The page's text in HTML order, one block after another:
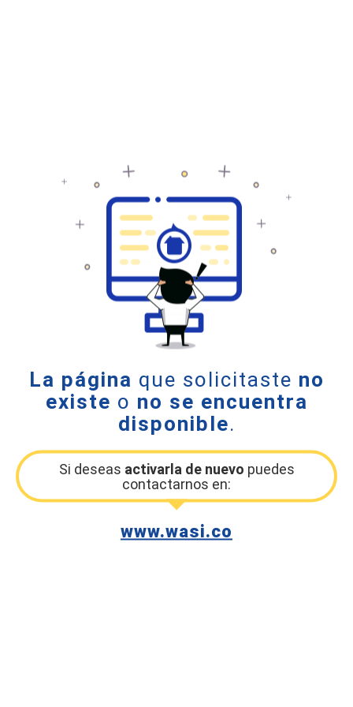
La página que solicitaste no
existe o no se encuentra
disponible.
Si deseas activarla de nuevo puedes
contactarnos en:
www.wasi.co